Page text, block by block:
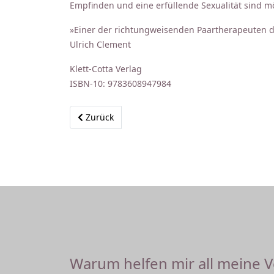
Empfinden und eine erfüllende Sexualität sind
»Einer der richtungweisenden Paartherapeuten
Ulrich Clement
Klett-Cotta Verlag
ISBN-10: 9783608947984
Vorheriger Beitrag: Die Psychologie sexueller
Zurück
Warum helfen mir all meine